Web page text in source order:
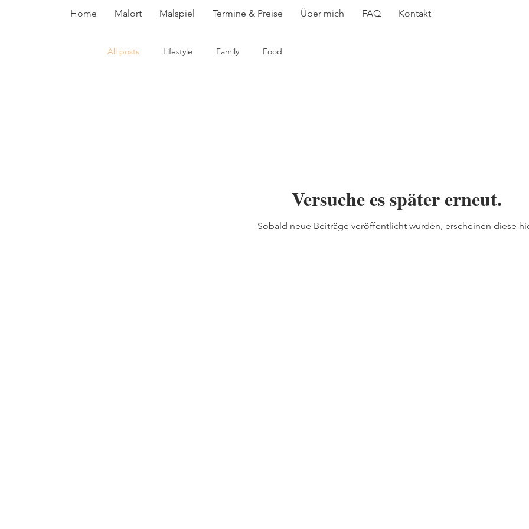
Home Malort Malspiel Termine & Preise Über mich FAQ Kontakt
All posts Lifestyle Family Food
Versuche es später erneut.
Sobald neue Beiträge veröffentlicht wurden, erscheinen diese